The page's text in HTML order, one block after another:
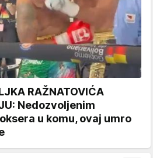
RAŽNATOVIĆA
Nedozvoljenim
u komu, ovaj umro